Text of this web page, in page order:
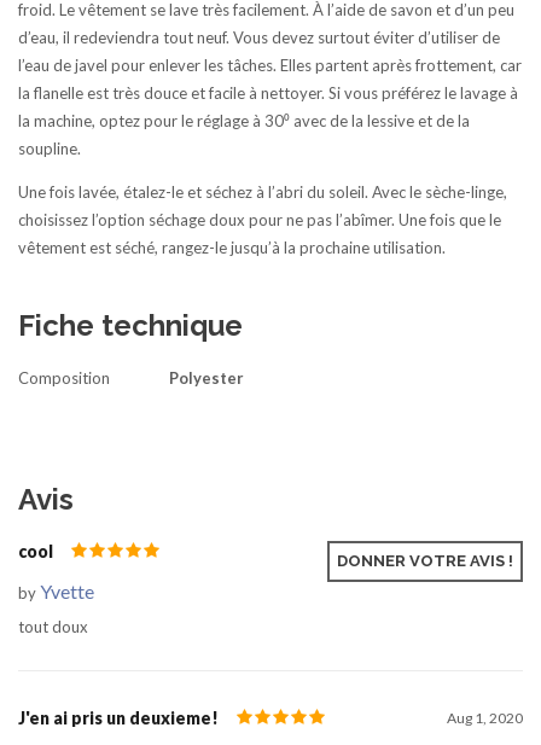
froid. Le vêtement se lave très facilement. À l’aide de savon et d’un peu
d’eau, il redeviendra tout neuf. Vous devez surtout éviter d’utiliser de
l’eau de javel pour enlever les tâches. Elles partent après frottement, car
la flanelle est très douce et facile à nettoyer. Si vous préférez le lavage à
la machine, optez pour le réglage à 30⁰ avec de la lessive et de la
soupline.
Une fois lavée, étalez-le et séchez à l’abri du soleil. Avec le sèche-linge,
choisissez l’option séchage doux pour ne pas l’abîmer. Une fois que le
vêtement est séché, rangez-le jusqu’à la prochaine utilisation.
Fiche technique
Composition Polyester
Avis
cool Dec 22, 2020
byYvette
tout doux
J'en ai pris un deuxieme! Aug 1, 2020
DONNER VOTRE AVIS !